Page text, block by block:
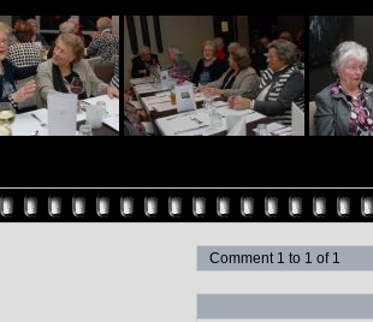
Comment 1 to 1 of 1